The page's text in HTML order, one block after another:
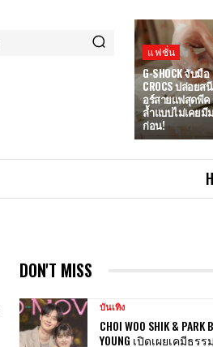
แฟชั่น
G-SHOCK จับมือ
CROCS ปล่อยส
อร์สายแฟสุดพี
ล้ำแบบไม่เคยมี
ก่อน!
DON'T MISS
บันเทิง
CHOI WOO SHIK & PARK
YOUNG เปิดเผยเคมีธร